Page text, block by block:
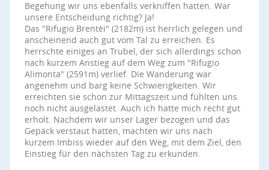
Begehung wir uns ebenfalls verkniffen hatten. War
unsere Entscheidung richtig? Ja!
Das "Rifugio Brentèi" (2182m) ist herrlich gelegen und
anscheinend auch gut vom Tal zu erreichen. Es
herrschte einiges an Trubel, der sich allerdings schon
nach kurzem Anstieg auf dem Weg zum "Rifugio
Alimonta" (2591m) verlief. Die Wanderung war
angenehm und barg keine Schwierigkeiten. Wir
erreichten sie schon zur Mittagszeit und fühlten uns
noch nicht ausgelastet. Auch ich hatte mich recht gut
erholt. Nachdem wir unser Lager bezogen und das
Gepäck verstaut hatten, machten wir uns nach
kurzem Imbiss wieder auf den Weg, mit dem Ziel, den
Einstieg für den nächsten Tag zu erkunden.